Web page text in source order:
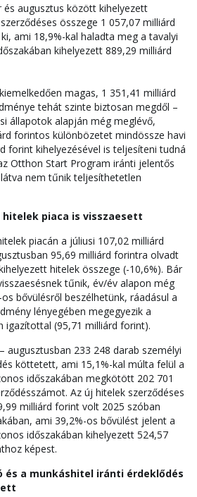
és augusztus között kihelyezett
összege 1 057,07 milliárd
ami 18,9%-kal haladta meg a tavalyi
kihelyezett 889,29 milliárd
magas, 1 351,41 milliárd
tehát szinte biztosan megdől –
állapotok alapján még meglévő,
forintos különbözetet mindössze havi
forint kihelyezésével is teljesíteni tudná
Otthon Start Program iránti jelentős
nem tűnik teljesíthetetlen
hitelek piaca is visszaesett
piacán a júliusi 107,02 milliárd
95,69 milliárd forintra olvadt
hitelek összege (-10,6%). Bár
tűnik, év/év alapon még
bővülésről beszélhetünk, ráadásul a
lényegében megegyezik a
igazítottal (95,71 milliárd forint).
augusztusban 233 248 darab személyi
köttetett, ami 15,1%-kal múlta felül a
időszakában megkötött 202 701
Az új hitelek szerződéses
milliárd forint volt 2025 szóban
ami 39,2%-os bővülést jelent a
időszakában kihelyezett 524,57
képest.
és a munkáshitel iránti érdeklődés